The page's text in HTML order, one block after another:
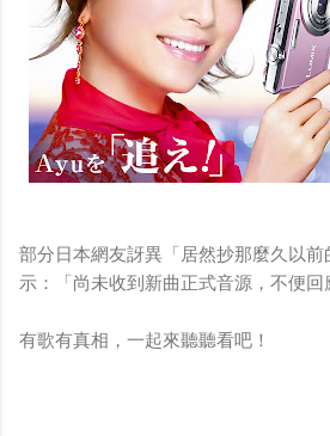
部分日本網友訝異「居然抄那麼久以
示：「尚未收到新曲正式音源，不便回
有歌有真相，一起來聽聽看吧！